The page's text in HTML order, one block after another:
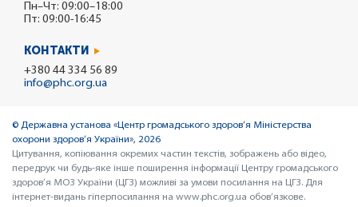
Пн–Чт: 09:00–18:00
Пт: 09:00-16:45
КОНТАКТИ
+380 44 334 56 89
info@phc.org.ua
© Державна установа «Центр громадського здоров’я Міністерства
охорони здоров’я України», 2026
Цитування, копіювання окремих частин текстів, зображень або відео,
передрук чи будь-яке інше поширення інформації Центру громадського
здоров’я МОЗ України (ЦГЗ) можливі за умови посилання на ЦГЗ. Для
інтернет-видань гіперпосилання на www.phc.org.ua обов’язкове.